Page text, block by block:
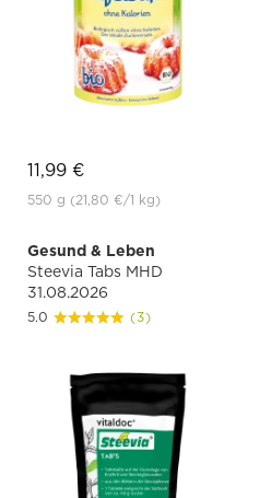
11,99 €
550 g (21,80 €/1 kg)
Gesund & Leben
Steevia Tabs MHD
31.08.2026
5.0 (3)